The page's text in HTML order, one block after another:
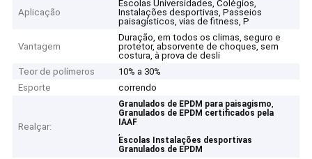
Aplicação
Escolas Universidades, Colégios,
Instalações desportivas, Passeios
paisagísticos, vias de fitness, P
Vantagem
Duração, em todos os climas, seguro e
protetor, absorvente de choques, sem
costura, à prova de desli
Teor de polímeros
10% a 30%
Esporte
correndo
Realçar:
Granulados de EPDM para paisagismo,
Granulados de EPDM certificados pela
IAAF
,
Escolas Instalações desportivas
Granulados de EPDM